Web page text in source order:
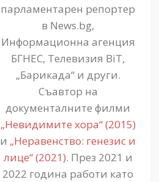
парламентарен репортер
в News.bg,
Информационна агенция
БГНЕС, Телевизия BiT,
„Барикада“ и други.
Съавтор на
документалните филми
„Невидимите хора“ (2015)
и „Неравенство: генезис и
лице“ (2021). През 2021 и
2022 година работи като